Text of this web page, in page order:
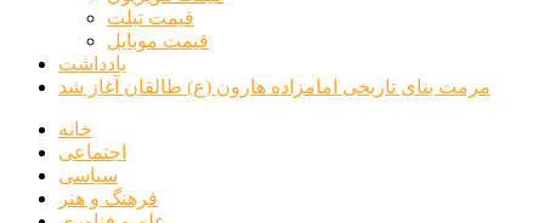
قیمت تبلت
قیمت موبایل
یادداشت
مرمت بنای تاریخی امامزاده هارون (ع) طالقان آغاز شد
خانه
اجتماعی
سیاسی
فرهنگ و هنر